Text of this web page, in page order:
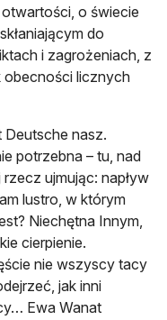
o świecie
do
i zagrożeniach, z
obecności licznych
Deutsche nasz.
potrzebna – tu, nad
ujmując: napływ
lustro, w którym
Niechętna Innym,
cierpienie.
nie wszyscy tacy
jak inni
Ewa Wanat